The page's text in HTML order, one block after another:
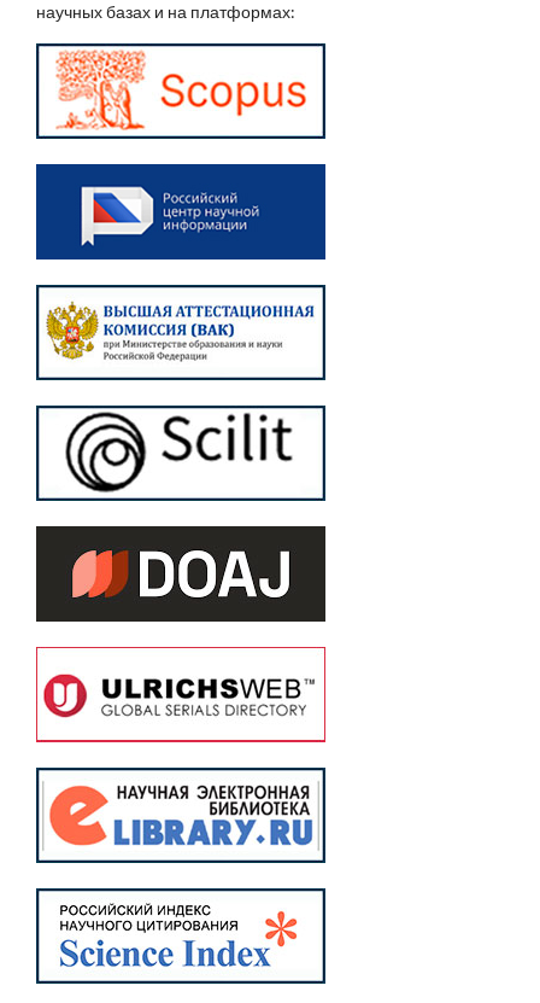
научных базах и на платформах: